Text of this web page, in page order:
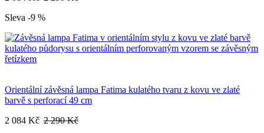
Sleva -9 %
Orientální závěsná lampa Fatima kulatého tvaru z kovu ve zlaté
barvě s perforací 49 cm
2 084 Kč 2 290 Kč